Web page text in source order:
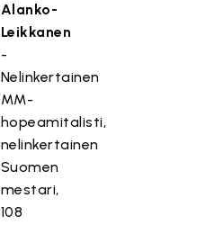
Alanko-
Leikkanen
-
Nelinkertainen
MM-
hopeamitalisti,
nelinkertainen
Suomen
mestari,
108